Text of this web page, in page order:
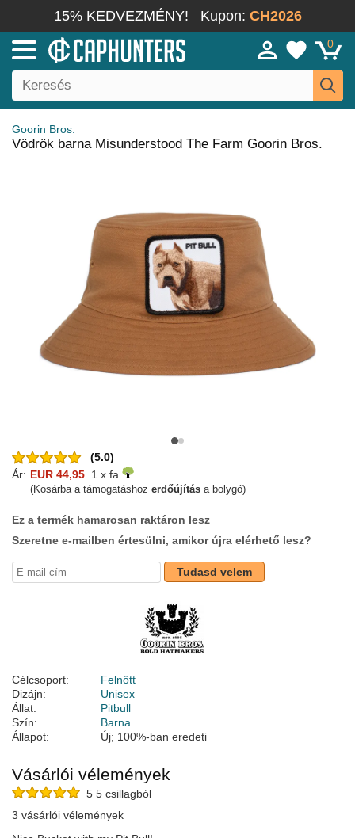
15% KEDVEZMÉNY! Kupon: CH2026
0
Goorin Bros.
Vödrök barna Misunderstood The Farm Goorin Bros.
(5.0)
Ár: EUR 44,95 1 x fa
(Kosárba a támogatáshoz erdőújítás a bolygó)
Ez a termék hamarosan raktáron lesz
Szeretne e-mailben értesülni, amikor újra elérhető lesz?
Tudasd velem
Célcsoport:
Felnőtt
Dizájn:
Unisex
Állat:
Pitbull
Szín:
Barna
Állapot:
Új; 100%-ban eredeti
Vásárlói vélemények
5 5 csillagból
3 vásárlói vélemények